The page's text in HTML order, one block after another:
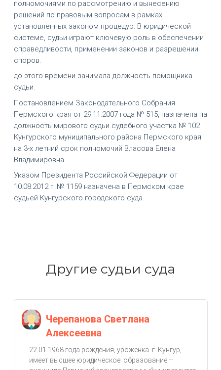
полномочиями по рассмотрению и вынесению
решений по правовым вопросам в рамках
установленных законом процедур. В юридической
системе, судьи играют ключевую роль в обеспечении
справедливости, применении законов и разрешении
споров.
до этого времени занимала должность помощника
судьи.
Постановлением Законодательного Собрания
Пермского края от 29.11.2007 года № 515, назначена на
должность мирового судьи судебного участка № 102
Кунгурского муниципального района Пермского края
на 3-х летний срок полномочий Власова Елена
Владимировна.
Указом Президента Российской Федерации от
10.08.2012 г. № 1159 назначена в Пермском крае
судьей Кунгурского городского суда.
Другие судьи суда
Черепанова Светлана
Алексеевна
22.01.1968 года рождения, уроженка г. Кунгур,
имеет высшее юридическое образование –